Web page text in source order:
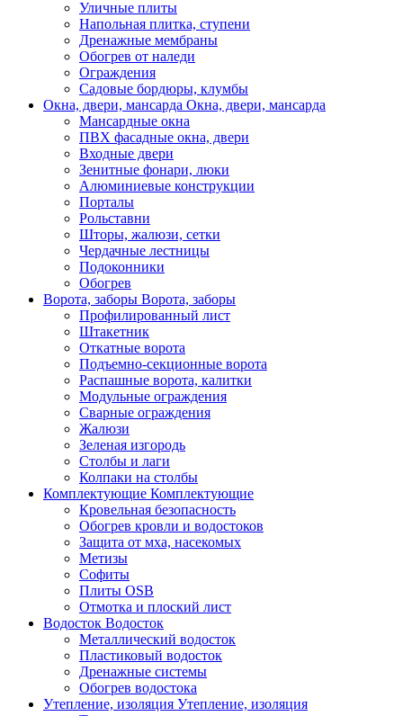
Уличные плиты
Напольная плитка, ступени
Дренажные мембраны
Обогрев от наледи
Ограждения
Садовые бордюры, клумбы
Окна, двери, мансарда Окна, двери, мансарда
Мансардные окна
ПВХ фасадные окна, двери
Входные двери
Зенитные фонари, люки
Алюминиевые конструкции
Порталы
Рольставни
Шторы, жалюзи, сетки
Чердачные лестницы
Подоконники
Обогрев
Ворота, заборы Ворота, заборы
Профилированный лист
Штакетник
Откатные ворота
Подъемно-секционные ворота
Распашные ворота, калитки
Модульные ограждения
Сварные ограждения
Жалюзи
Зеленая изгородь
Столбы и лаги
Колпаки на столбы
Комплектующие Комплектующие
Кровельная безопасность
Обогрев кровли и водостоков
Защита от мха, насекомых
Метизы
Софиты
Плиты OSB
Отмотка и плоский лист
Водосток Водосток
Металлический водосток
Пластиковый водосток
Дренажные системы
Обогрев водостока
Утепление, изоляция Утепление, изоляция